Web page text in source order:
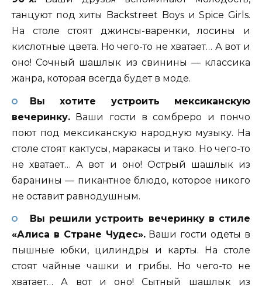
танцуют под хиты Backstreet Boys и Spice Girls.
На столе стоят джинсы-варенки, лосины и
кислотные цвета. Но чего-то не хватает… А вот и
оно! Сочный шашлык из свинины — классика
жанра, которая всегда будет в моде.
Вы хотите устроить мексиканскую
вечеринку. Ваши гости в сомбреро и пончо
поют под мексиканскую народную музыку. На
столе стоят кактусы, маракасы и тако. Но чего-то
не хватает… А вот и оно! Острый шашлык из
баранины — пикантное блюдо, которое никого
не оставит равнодушным.
Вы решили устроить вечеринку в стиле
«Алиса в Стране Чудес».Ваши гости одеты в
пышные юбки, цилиндры и карты. На столе
стоят чайные чашки и грибы. Но чего-то не
хватает… А вот и оно! Сытный шашлык из